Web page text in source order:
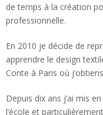
de temps à la création
professionnelle.
En 2010 je décide de
apprendre le design
Conte à Paris où
Depuis dix ans j’ai mis
l’école et